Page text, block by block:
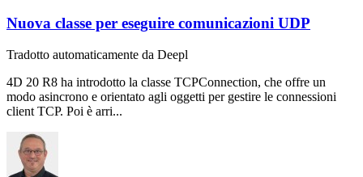
Nuova classe per eseguire comunicazioni UDP
Tradotto automaticamente da Deepl
4D 20 R8 ha introdotto la classe TCPConnection, che offre un
modo asincrono e orientato agli oggetti per gestire le connessioni
client TCP. Poi è arri...